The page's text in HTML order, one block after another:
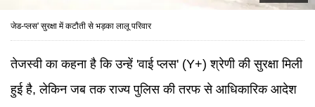
जेड-प्लस' सुरक्षा में कटौती से भड़का लालू परिवार
तेजस्वी का कहना है कि उन्हें 'वाई प्लस' (Y+) श्रेणी की सुरक्षा मिली
हुई है, लेकिन जब तक राज्य पुलिस की तरफ से आधिकारिक आदेश